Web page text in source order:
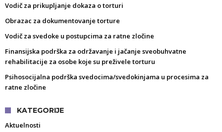
Vodič za prikupljanje dokaza o torturi
Obrazac za dokumentovanje torture
Vodič za svedoke u postupcima za ratne zločine
Finansijska podrška za održavanje i jačanje sveobuhvatne
rehabilitacije za osobe koje su preživele torturu
Psihosocijalna podrška svedocima/svedokinjama u procesima za
ratne zločine
KATEGORIJE
Aktuelnosti